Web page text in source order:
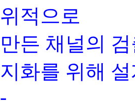
위적으로
만든 채널의
지화를 위해
-